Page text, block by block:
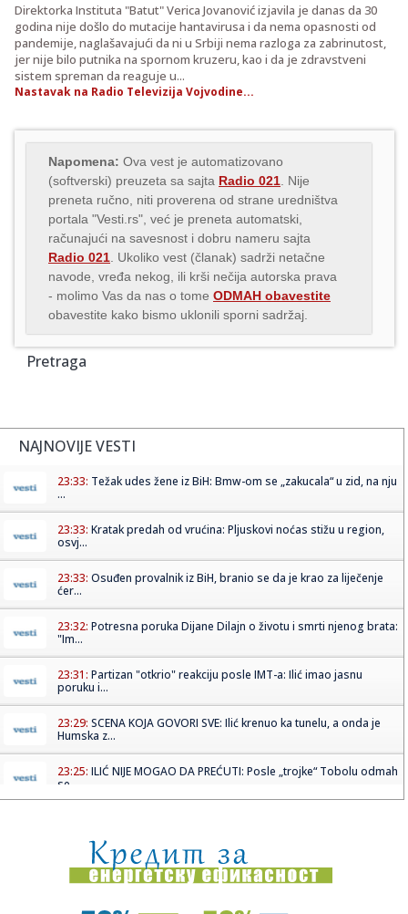
Direktorka Instituta "Batut" Verica Jovanović izjavila je danas da 30
godina nije došlo do mutacije hantavirusa i da nema opasnosti od
pandemije, naglašavajući da ni u Srbiji nema razloga za zabrinutost,
jer nije bilo putnika na spornom kruzeru, kao i da je zdravstveni
sistem spreman da reaguje u...
Nastavak na Radio Televizija Vojvodine...
Napomena: Ova vest je automatizovano
(softverski) preuzeta sa sajta Radio 021 . Nije
preneta ručno, niti proverena od strane uredništva
portala "Vesti.rs", već je preneta automatski,
računajući na savesnost i dobru nameru sajta
Radio 021 . Ukoliko vest (članak) sadrži netačne
navode, vređa nekog, ili krši nečija autorska prava
- molimo Vas da nas o tome ODMAH obavestite
obavestite kako bismo uklonili sporni sadržaj.
Pretraga
NAJNOVIJE VESTI
23:33: Težak udes žene iz BiH: Bmw-om se „zakucala“ u zid, na nju
...
23:33: Kratak predah od vrućina: Pljuskovi noćas stižu u region,
osvj...
23:33: Osuđen provalnik iz BiH, branio se da je krao za liječenje
ćer...
23:32: Potresna poruka Dijane Dilajn o životu i smrti njenog brata:
"Im...
23:31: Partizan "otkrio" reakciju posle IMT-a: Ilić imao jasnu
poruku i...
23:29: SCENA KOJA GOVORI SVE: Ilić krenuo ka tunelu, a onda je
Humska z...
23:25: ILIĆ NIJE MOGAO DA PREĆUTI: Posle „trojke“ Tobolu odmah
se ...
23:22:Saša Ilić: "Ako moram da tražim dlaku u jajetu..."